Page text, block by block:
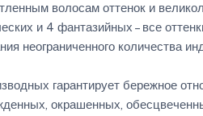
волосам оттенок и
и 4 фантазийных – все
неограниченного количества
гарантирует бережное
окрашенных,